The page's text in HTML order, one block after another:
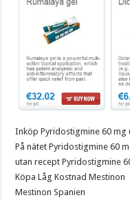
Inköp Pyridostigmine 60 mg
På nätet Pyridostigmine 60
utan recept Pyridostigmine
Köpa Låg Kostnad Mestinon
Mestinon Spanien